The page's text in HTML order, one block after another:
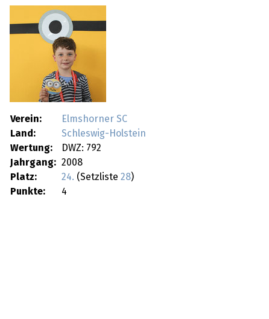
Verein:
Elmshorner SC
Land:
Schleswig-Holstein
Wertung:
DWZ: 792
Jahrgang: 2008
Platz:
24. (Setzliste 28)
Punkte:
4